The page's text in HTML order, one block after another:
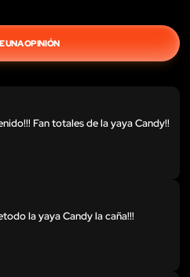
UNA OPINIÓN
Fan totales de la yaya Candy!!
la yaya Candy la caña!!!